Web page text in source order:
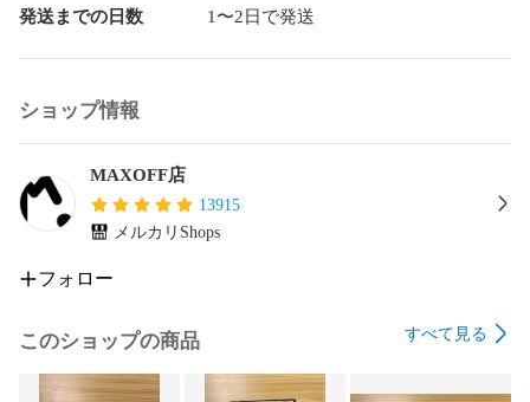
発送までの日数 1〜2日で発送
ショップ情報
MAXOFF店
13915
メルカリShops
フォロー
このショップの商品 すべて見る